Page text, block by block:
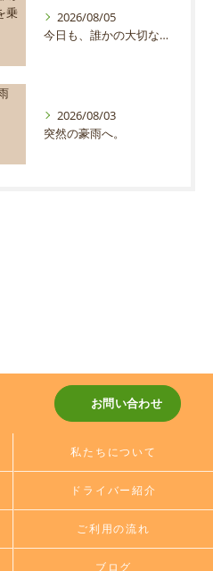
2026/08/05
今日も、誰かの大切な人を乗せて走る。
2026/08/03
突然の豪雨へ。
お問い合わせ
私たちについて
ドライバー紹介
ご利用の流れ
ブログ